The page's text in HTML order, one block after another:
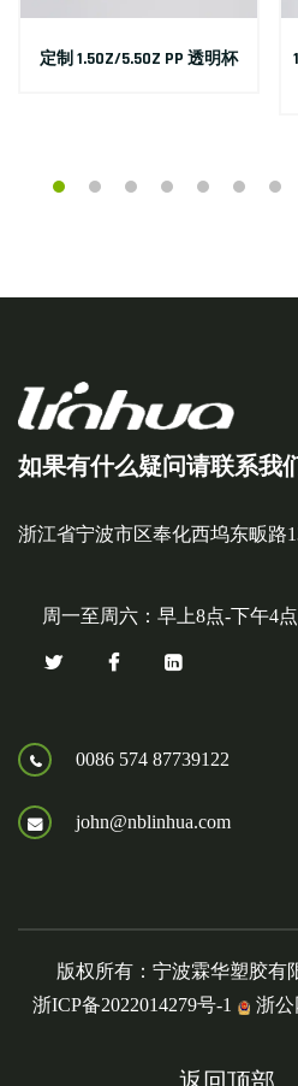
定制 1.5OZ/5.5OZ PP 透明杯
如果有什么疑问请联系我
浙江省宁波市区奉化西坞东畈路
周一至周六：早上8点-下午4点
0086 574 87739122
john@nblinhua.com
版权所有：宁波霖华塑胶有
浙ICP备2022014279号-1
浙公